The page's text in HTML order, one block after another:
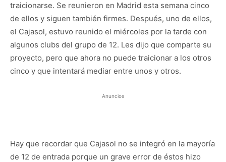
traicionarse. Se reunieron en Madrid esta semana cinco
de ellos y siguen también firmes. Después, uno de ellos,
el Cajasol, estuvo reunido el miércoles por la tarde con
algunos clubs del grupo de 12. Les dijo que comparte su
proyecto, pero que ahora no puede traicionar a los otros
cinco y que intentará mediar entre unos y otros.
Anuncios
Hay que recordar que Cajasol no se integró en la mayoría
de 12 de entrada porque un grave error de éstos hizo